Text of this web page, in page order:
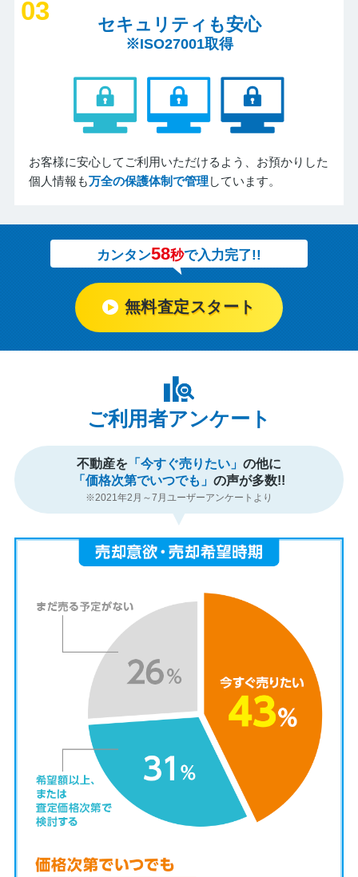
03 セキュリティも安心
※ISO27001取得
お客様に安心してご利用いただけるよう、お預かりした
個人情報も万全の保護体制で管理しています。
カンタン58秒で入力完了!!
無料査定スタート
ご利用者アンケート
不動産を 「今すぐ売りたい」 の他に
「価格次第でいつでも」 の声が多数!!
※2021年2月～7月ユーザーアンケートより